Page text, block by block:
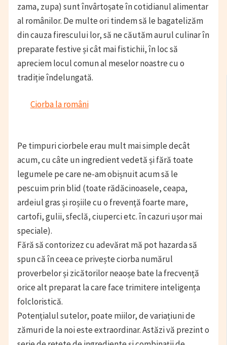
zama, zupa) sunt învârtoșate în cotidianul alimentar
al românilor. De multe ori tindem să le bagatelizăm
din cauza firescului lor, să ne căutăm aurul culinar în
preparate festive și cât mai fistichii, în loc să
apreciem locul comun al meselor noastre cu o
tradiție îndelungată.
Ciorba la români
Pe timpuri ciorbele erau mult mai simple decât
acum, cu câte un ingredient vedetă și fără toate
legumele pe care ne-am obișnuit acum să le
pescuim prin blid (toate rădăcinoasele, ceapa,
ardeiul gras și roșiile cu o frevență foarte mare,
cartofi, gulii, sfeclă, ciuperci etc. în cazuri ușor mai
speciale).
Fără să contorizez cu adevărat mă pot hazarda să
spun că în ceea ce privește ciorba numărul
proverbelor și zicătorilor neaoșe bate la frecvență
orice alt preparat la care face trimitere inteligența
folcloristică.
Potențialul sutelor, poate miilor, de variațiuni de
zămuri de la noi este extraordinar. Astăzi vă prezint o